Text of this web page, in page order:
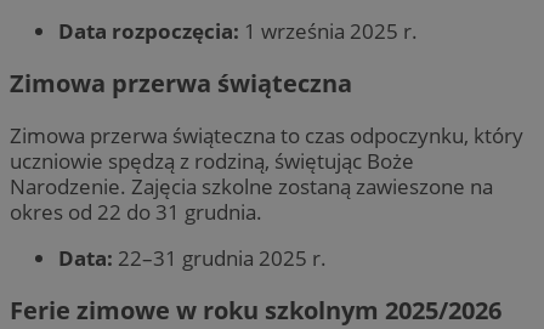
Data rozpoczęcia: 1 września 2025 r.
Zimowa przerwa świąteczna
Zimowa przerwa świąteczna to czas odpoczynku, który
uczniowie spędzą z rodziną, świętując Boże
Narodzenie. Zajęcia szkolne zostaną zawieszone na
okres od 22 do 31 grudnia.
Data: 22–31 grudnia 2025 r.
Ferie zimowe w roku szkolnym 2025/2026